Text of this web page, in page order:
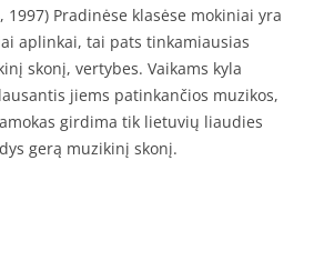
1997) Pradinėse klasėse mokiniai yra
aplinkai, tai pats tinkamiausias
skonį, vertybes. Vaikams kyla
jiems patinkančios muzikos,
girdima tik lietuvių liaudies
gerą muzikinį skonį.